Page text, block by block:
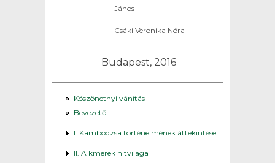
János
Csáki Veronika Nóra
Budapest, 2016
Köszönetnyilvánítás
Bevezető
I. Kambodzsa történelmének áttekintése
II. A kmerek hitvilága